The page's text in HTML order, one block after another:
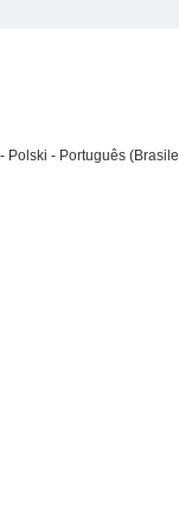
Polski Português